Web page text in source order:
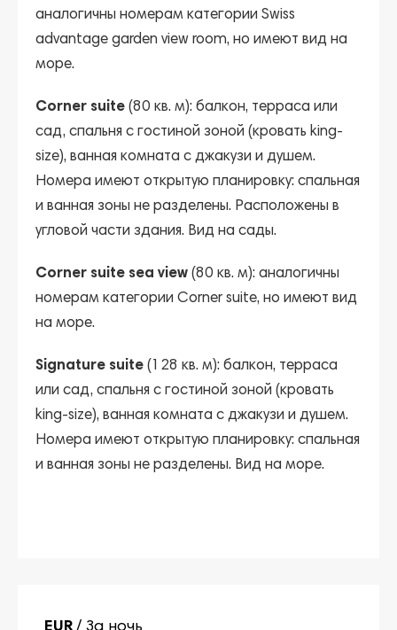
аналогичны номерам категории Swiss
advantage garden view room, но имеют вид на
море.
Corner suite (80 кв. м): балкон, терраса или
сад, спальня с гостиной зоной (кровать king-
size), ванная комната с джакузи и душем.
Номера имеют открытую планировку: спальная
и ванная зоны не разделены. Расположены в
угловой части здания. Вид на сады.
Corner suite sea view (80 кв. м): аналогичны
номерам категории Corner suite, но имеют вид
на море.
Signature suite (128 кв. м): балкон, терраса
или сад, спальня с гостиной зоной (кровать
king-size), ванная комната с джакузи и душем.
Номера имеют открытую планировку: спальная
и ванная зоны не разделены. Вид на море.